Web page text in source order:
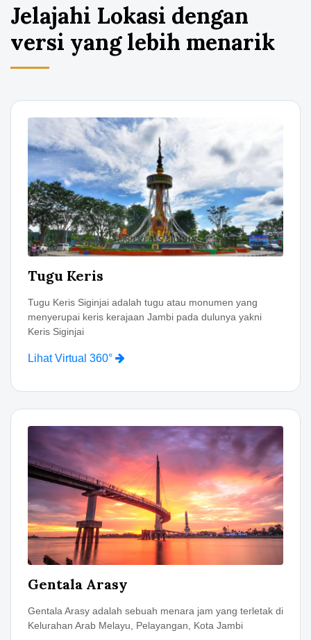
Jelajahi Lokasi dengan
versi yang lebih menarik
Tugu Keris
Tugu Keris Siginjai adalah tugu atau monumen yang
menyerupai keris kerajaan Jambi pada dulunya yakni
Keris Siginjai
Lihat Virtual 360°
Gentala Arasy
Gentala Arasy adalah sebuah menara jam yang terletak di
Kelurahan Arab Melayu, Pelayangan, Kota Jambi